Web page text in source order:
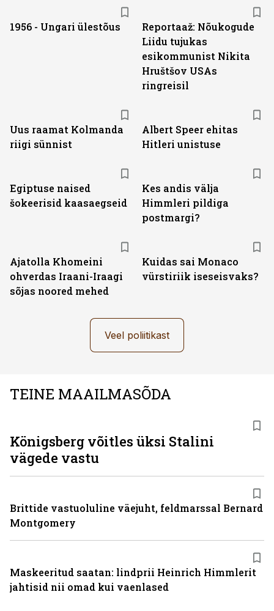
1956 - Ungari ülestõus
Reportaaž: Nõukogude
Liidu tujukas
esikommunist Nikita
Hruštšov USAs
ringreisil
Uus raamat Kolmanda
riigi sünnist
Albert Speer ehitas
Hitleri unistuse
Egiptuse naised
šokeerisid kaasaegseid
Kes andis välja
Himmleri pildiga
postmargi?
Ajatolla Khomeini
ohverdas Iraani-Iraagi
sõjas noored mehed
Kuidas sai Monaco
vürstiriik iseseisvaks?
Veel poliitikast
TEINE MAAILMASÕDA
Königsberg võitles üksi Stalini
vägede vastu
Brittide vastuoluline väejuht, feldmarssal Bernard
Montgomery
Maskeeritud saatan: lindprii Heinrich Himmlerit
jahtisid nii omad kui vaenlased